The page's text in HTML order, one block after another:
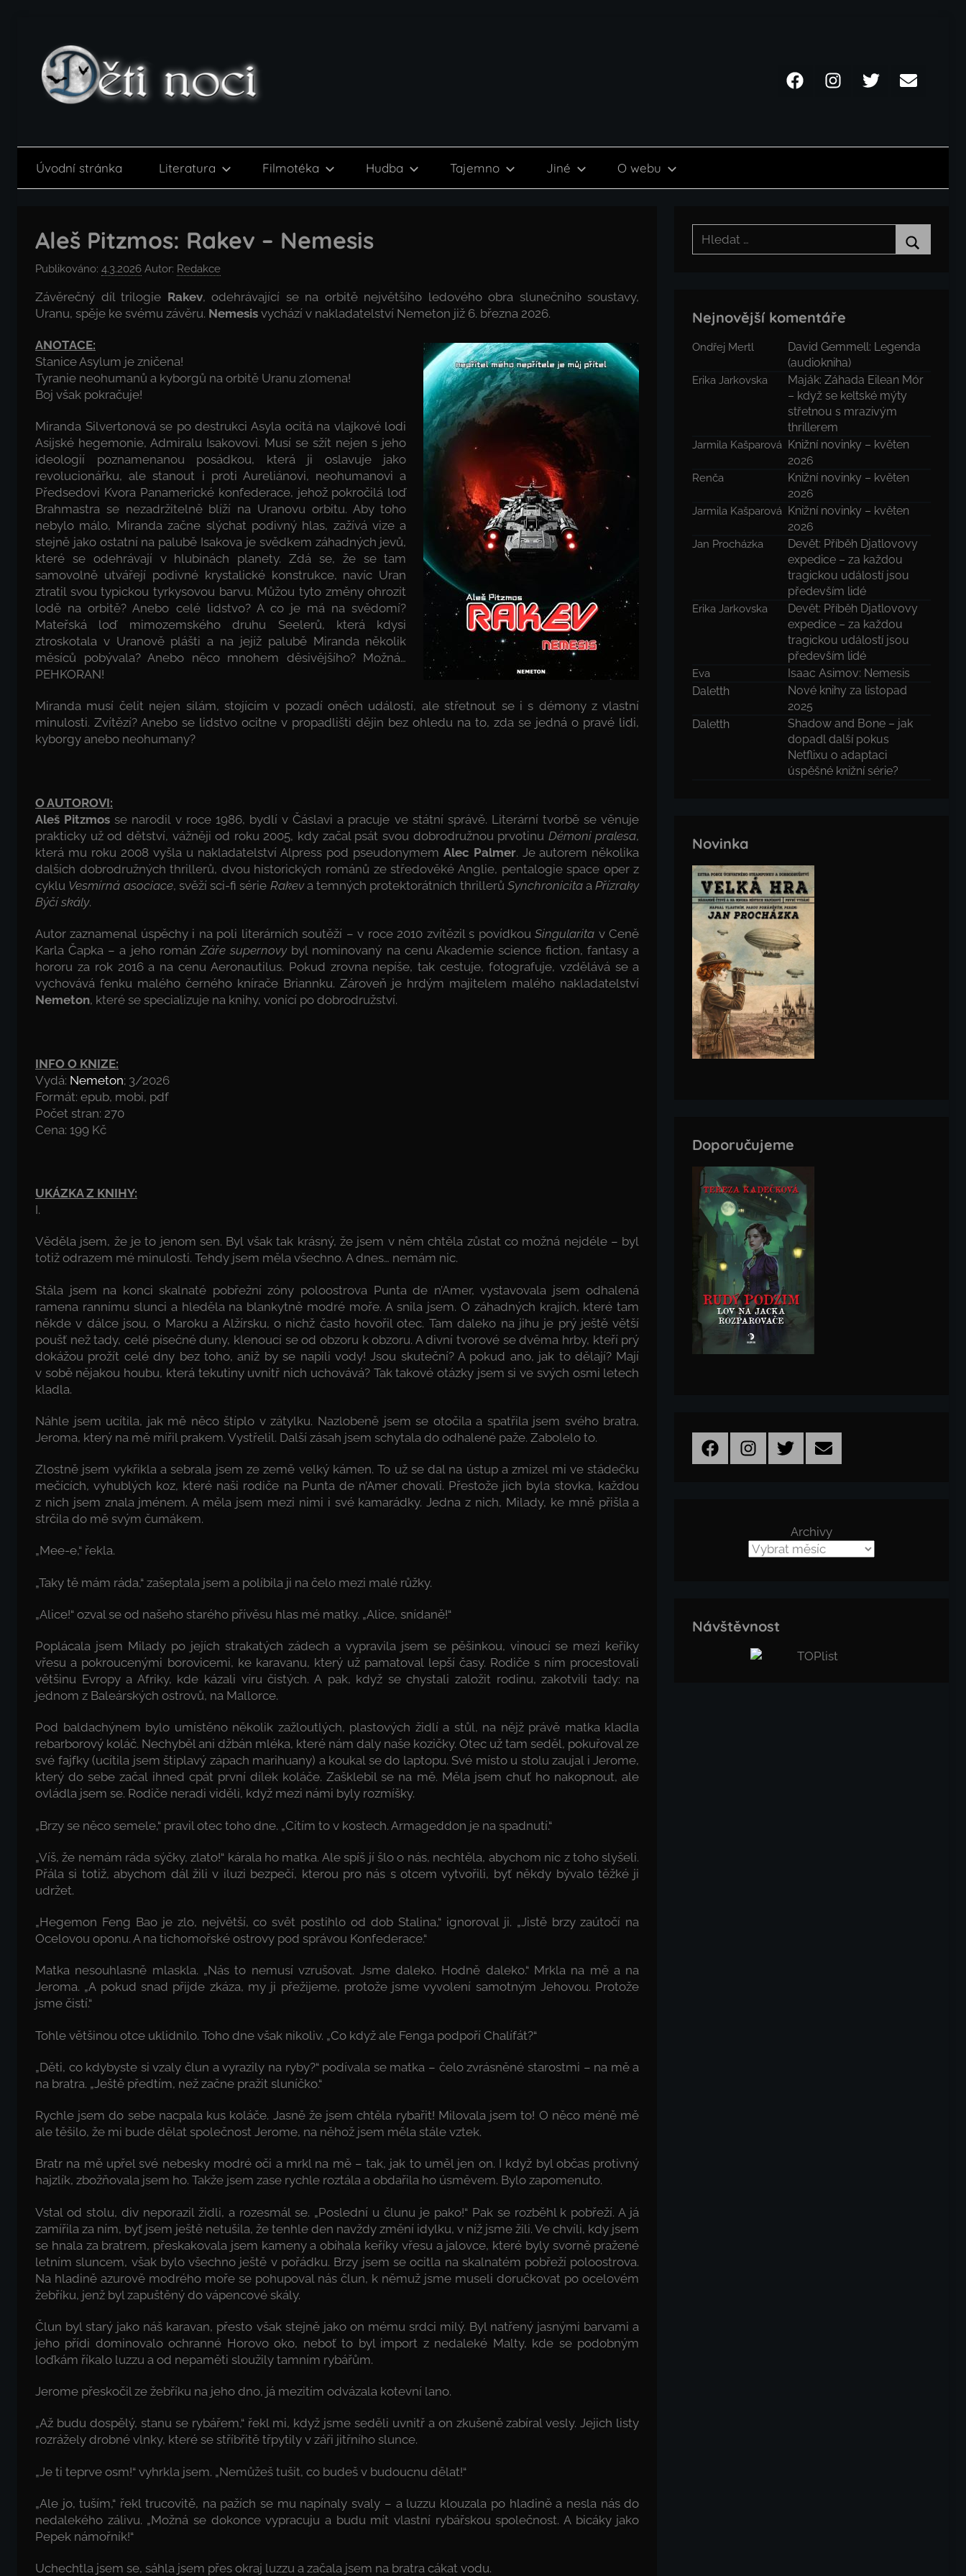
obsahu
noci
FacebookInstagramTwitterEmail
Úvodní stránka Literatura Filmotéka Hudba Tajemno Jiné O webu
Aleš Pitzmos: Rakev – Nemesis
Publikováno: 4.3.2026 Autor: Redakce
Závěrečný díl trilogie Rakev, odehrávající se na orbitě největšího ledového obra slunečního soustavy,
Uranu, spěje ke svému závěru. Nemesis vychází v nakladatelství Nemeton již 6. března 2026.
ANOTACE:
Stanice Asylum je zničena!
Tyranie neohumanů a kyborgů na orbitě Uranu zlomena!
Boj však pokračuje!
Miranda Silvertonová se po destrukci Asyla ocitá na vlajkové lodi
Asijské hegemonie, Admiralu Isakovovi. Musí se sžít nejen s jeho
ideologií poznamenanou posádkou, která ji oslavuje jako
revolucionářku, ale stanout i proti Aureliánovi, neohumanovi a
Předsedovi Kvora Panamerické konfederace, jehož pokročilá loď
Brahmastra se nezadržitelně blíží na Uranovu orbitu. Aby toho
nebylo málo, Miranda začne slýchat podivný hlas, zažívá vize a
stejně jako ostatní na palubě Isakova je svědkem záhadných jevů,
které se odehrávají v hlubinách planety. Zdá se, že se tam
samovolně utvářejí podivné krystalické konstrukce, navíc Uran
ztratil svou typickou tyrkysovou barvu. Můžou tyto změny ohrozit
lodě na orbitě? Anebo celé lidstvo? A co je má na svědomí?
Mateřská loď mimozemského druhu Seelerů, která kdysi
ztroskotala v Uranově plášti a na jejíž palubě Miranda několik
měsíců pobývala? Anebo něco mnohem děsivějšího? Možná…
PEHKORAN!
Miranda musí čelit nejen silám, stojícím v pozadí oněch událostí, ale střetnout se i s démony z vlastní
minulosti. Zvítězí? Anebo se lidstvo ocitne v propadlišti dějin bez ohledu na to, zda se jedná o pravé lidi,
kyborgy anebo neohumany?
O AUTOROVI:
Aleš Pitzmos se narodil v roce 1986, bydlí v Čáslavi a pracuje ve státní správě. Literární tvorbě se věnuje
prakticky už od dětství, vážněji od roku 2005, kdy začal psát svou dobrodružnou prvotinu Démoni pralesa,
která mu roku 2008 vyšla u nakladatelství Alpress pod pseudonymem Alec Palmer. Je autorem několika
dalších dobrodružných thrillerů, dvou historických románů ze středověké Anglie, pentalogie space oper z
cyklu Vesmírná asociace, svěží sci-fi série Rakeva temných protektorátních thrillerů SynchronicitaaPřízraky
Býčí skály.
Autor zaznamenal úspěchy i na poli literárních soutěží – v roce 2010 zvítězil s povídkouSingularita v Ceně
Karla Čapka – a jeho románZáře supernovybyl nominovaný na cenu Akademie science fiction, fantasy a
hororu za rok 2016 a na cenu Aeronautilus. Pokud zrovna nepíše, tak cestuje, fotografuje, vzdělává se a
vychovává fenku malého černého knírače Briannku. Zároveň je hrdým majitelem malého nakladatelství
Nemeton, které se specializuje na knihy, vonící po dobrodružství.
INFO O KNIZE:
Vydá: Nemeton; 3/2026
Formát: epub, mobi, pdf
Počet stran: 270
Cena: 199 Kč
UKÁZKA Z KNIHY:
I.
Věděla jsem, že je to jenom sen. Byl však tak krásný, že jsem v něm chtěla zůstat co možná nejdéle – byl
totiž odrazem mé minulosti. Tehdy jsem měla všechno. A dnes… nemám nic.
Stála jsem na konci skalnaté pobřežní zóny poloostrova Punta de n’Amer, vystavovala jsem odhalená
ramena rannímu slunci a hleděla na blankytně modré moře. A snila jsem. O záhadných krajích, které tam
někde v dálce jsou, o Maroku a Alžírsku, o nichž často hovořil otec. Tam daleko na jihu je prý ještě větší
poušť než tady, celé písečné duny, klenoucí se od obzoru k obzoru. A divní tvorové se dvěma hrby, kteří prý
dokážou prožít celé dny bez toho, aniž by se napili vody! Jsou skuteční? A pokud ano, jak to dělají? Mají
v sobě nějakou houbu, která tekutiny uvnitř nich uchovává? Tak takové otázky jsem si ve svých osmi letech
kladla.
Náhle jsem ucítila, jak mě něco štíplo v zátylku. Nazlobeně jsem se otočila a spatřila jsem svého bratra,
Jeroma, který na mě mířil prakem. Vystřelil. Další zásah jsem schytala do odhalené paže. Zabolelo to.
Zlostně jsem vykřikla a sebrala jsem ze země velký kámen. To už se dal na ústup a zmizel mi ve stádečku
mečících, vyhublých koz, které naši rodiče na Punta de n’Amer chovali. Přestože jich byla stovka, každou
z nich jsem znala jménem. A měla jsem mezi nimi i své kamarádky. Jedna z nich, Milady, ke mně přišla a
strčila do mě svým čumákem.
„Mee-e,“ řekla.
„Taky tě mám ráda,“ zašeptala jsem a políbila ji na čelo mezi malé růžky.
„Alice!“ ozval se od našeho starého přívěsu hlas mé matky. „Alice, snídaně!“
Poplácala jsem Milady po jejích strakatých zádech a vypravila jsem se pěšinkou, vinoucí se mezi keříky
vřesu a pokroucenými borovicemi, ke karavanu, který už pamatoval lepší časy. Rodiče s ním procestovali
většinu Evropy a Afriky, kde kázali víru čistých. A pak, když se chystali založit rodinu, zakotvili tady: na
jednom z Baleárských ostrovů, na Mallorce.
Pod baldachýnem bylo umístěno několik zažloutlých, plastových židlí a stůl, na nějž právě matka kladla
rebarborový koláč. Nechyběl ani džbán mléka, které nám daly naše kozičky. Otec už tam seděl, pokuřoval ze
své fajfky (ucítila jsem štiplavý zápach marihuany) a koukal se do laptopu. Své místo u stolu zaujal i Jerome,
který do sebe začal ihned cpát první dílek koláče. Zašklebil se na mě. Měla jsem chuť ho nakopnout, ale
ovládla jsem se. Rodiče neradi viděli, když mezi námi byly rozmíšky.
„Brzy se něco semele,“ pravil otec toho dne. „Cítím to v kostech. Armageddon je na spadnutí.“
„Víš, že nemám ráda sýčky, zlato!“ kárala ho matka. Ale spíš jí šlo o nás, nechtěla, abychom nic z toho slyšeli.
Přála si totiž, abychom dál žili v iluzi bezpečí, kterou pro nás s otcem vytvořili, byť někdy bývalo těžké ji
udržet.
„Hegemon Feng Bao je zlo, největší, co svět postihlo od dob Stalina,“ ignoroval ji. „Jistě brzy zaútočí na
Ocelovou oponu. A na tichomořské ostrovy pod správou Konfederace.“
Matka nesouhlasně mlaskla. „Nás to nemusí vzrušovat. Jsme daleko. Hodně daleko.“ Mrkla na mě a na
Jeroma. „A pokud snad přijde zkáza, my ji přežijeme, protože jsme vyvolení samotným Jehovou. Protože
jsme čistí.“
Tohle většinou otce uklidnilo. Toho dne však nikoliv. „Co když ale Fenga podpoří Chalífát?“
„Děti, co kdybyste si vzaly člun a vyrazily na ryby?“ podívala se matka – čelo zvrásněné starostmi – na mě a
na bratra. „Ještě předtím, než začne pražit sluníčko.“
Rychle jsem do sebe nacpala kus koláče. Jasně že jsem chtěla rybařit! Milovala jsem to! O něco méně mě
ale těšilo, že mi bude dělat společnost Jerome, na něhož jsem měla stále vztek.
Bratr na mě upřel své nebesky modré oči a mrkl na mě – tak, jak to uměl jen on. I když byl občas protivný
hajzlík, zbožňovala jsem ho. Takže jsem zase rychle roztála a obdařila ho úsměvem. Bylo zapomenuto.
Vstal od stolu, div neporazil židli, a rozesmál se. „Poslední u člunu je pako!“ Pak se rozběhl k pobřeží. A já
zamířila za ním, byť jsem ještě netušila, že tenhle den navždy změní idylku, v níž jsme žili. Ve chvíli, kdy jsem
se hnala za bratrem, přeskakovala jsem kameny a obíhala keříky vřesu a jalovce, které byly svorně pražené
letním sluncem, však bylo všechno ještě v pořádku. Brzy jsem se ocitla na skalnatém pobřeží poloostrova.
Na hladině azurově modrého moře se pohupoval nás člun, k němuž jsme museli doručkovat po ocelovém
žebříku, jenž byl zapuštěný do vápencové skály.
Člun byl starý jako náš karavan, přesto však stejně jako on mému srdci milý. Byl natřený jasnými barvami a
jeho přídi dominovalo ochranné Horovo oko, neboť to byl import z nedaleké Malty, kde se podobným
loďkám říkalo luzzu a od nepaměti sloužily tamním rybářům.
Jerome přeskočil ze žebříku na jeho dno, já mezitím odvázala kotevní lano.
„Až budu dospělý, stanu se rybářem,“ řekl mi, když jsme seděli uvnitř a on zkušeně zabíral vesly. Jejich listy
rozrážely drobné vlnky, které se stříbřitě třpytily v záři jitřního slunce.
„Je ti teprve osm!“ vyhrkla jsem. „Nemůžeš tušit, co budeš v budoucnu dělat!“
„Ale jo, tuším,“ řekl trucovitě, na pažích se mu napínaly svaly – a luzzu klouzala po hladině a nesla nás do
nedalekého zálivu. „Možná se dokonce vypracuju a budu mít vlastní rybářskou společnost. A bicáky jako
Pepek námořník!“
Uchechtla jsem se, sáhla jsem přes okraj luzzu a začala jsem na bratra cákat vodu.
Hledat:
Nejnovější komentáře
Ondřej Mertl
David Gemmell: Legenda
(audiokniha)
Erika Jarkovska
Maják: Záhada Eilean Mór
– když se keltské mýty
střetnou s mrazivým
thrillerem
Jarmila Kašparová Knižní novinky – květen
2026
Renča
Knižní novinky – květen
2026
Jarmila Kašparová Knižní novinky – květen
2026
Jan Procházka
Devět: Příběh Djatlovovy
expedice – za každou
tragickou událostí jsou
především lidé
Erika Jarkovska
Devět: Příběh Djatlovovy
expedice – za každou
tragickou událostí jsou
především lidé
Eva
Isaac Asimov: Nemesis
Daletth
Nové knihy za listopad
2025
Daletth
Shadow and Bone – jak
dopadl další pokus
Netflixu o adaptaci
úspěšné knižní série?
Novinka
Doporučujeme
FacebookInstagramTwitterEmail
Archivy
Návštěvnost